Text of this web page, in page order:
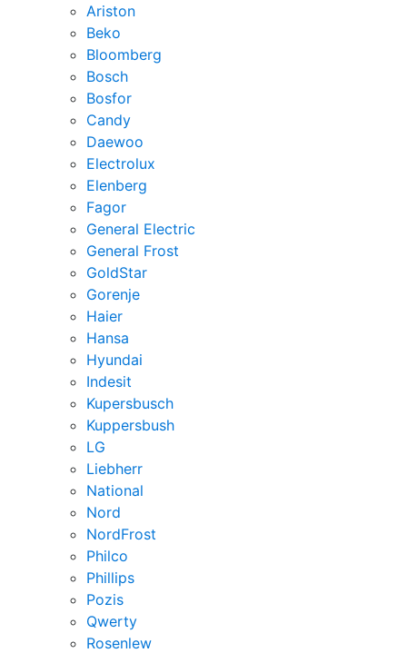
Ariston
Beko
Bloomberg
Bosch
Bosfor
Candy
Daewoo
Electrolux
Elenberg
Fagor
General Electric
General Frost
GoldStar
Gorenje
Haier
Hansa
Hyundai
Indesit
Kupersbusch
Kuppersbush
LG
Liebherr
National
Nord
NordFrost
Philco
Phillips
Pozis
Qwerty
Rosenlew